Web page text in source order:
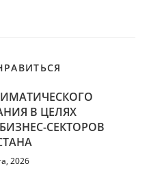
В ЦЕЛЯХ
СЕКТОРОВ
2026